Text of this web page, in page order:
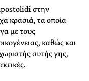
στην
κρασιά, τα οποία
με τους
καθώς και
συτής γης,